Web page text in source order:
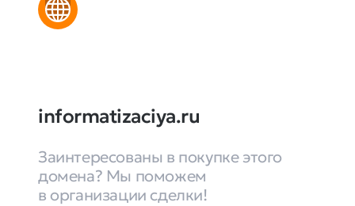
informatizaciya.ru
Заинтересованы в покупке этого
домена? Мы поможем
в организации сделки!